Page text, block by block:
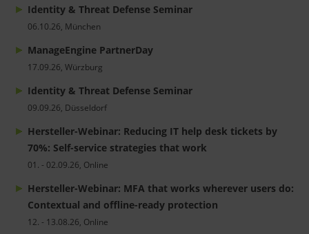
Identity & Threat Defense Seminar
06.10.26, München
ManageEngine PartnerDay
17.09.26, Würzburg
Identity & Threat Defense Seminar
09.09.26, Düsseldorf
Hersteller-Webinar: Reducing IT help desk tickets by
70%: Self-service strategies that work
01. - 02.09.26, Online
Hersteller-Webinar: MFA that works wherever users do:
Contextual and offline-ready protection
12. - 13.08.26, Online